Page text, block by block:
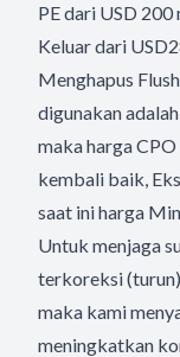
PE dari USD
Keluar dari
Menghapus
digunakan
maka harga
kembali baik,
saat ini harga
Untuk menjaga
terkoreksi
maka kami
meningkatkan